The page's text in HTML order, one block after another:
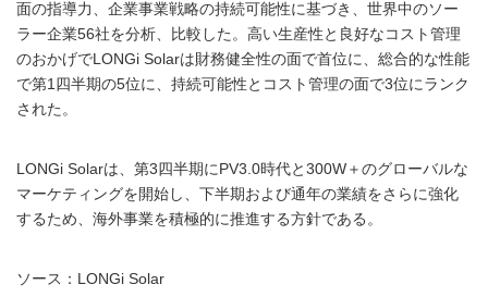
面の指導力、企業事業戦略の持続可能性に基づき、世界中のソー
ラー企業56社を分析、比較した。高い生産性と良好なコスト管理
のおかげでLONGi Solarは財務健全性の面で首位に、総合的な性能
で第1四半期の5位に、持続可能性とコスト管理の面で3位にランク
された。
LONGi Solarは、第3四半期にPV3.0時代と300W＋のグローバルな
マーケティングを開始し、下半期および通年の業績をさらに強化
するため、海外事業を積極的に推進する方針である。
ソース：LONGi Solar